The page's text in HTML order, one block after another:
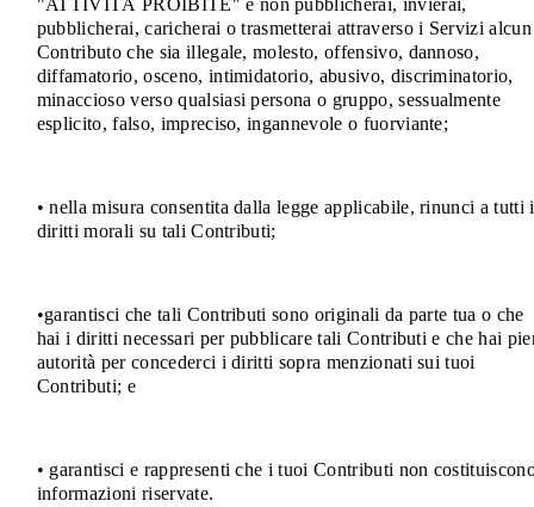
"ATTIVITÀ PROIBITE" e non pubblicherai, invierai,
pubblicherai, caricherai o trasmetterai attraverso i Servizi alcun
Contributo che sia illegale, molesto, offensivo, dannoso,
diffamatorio, osceno, intimidatorio, abusivo, discriminatorio,
minaccioso verso qualsiasi persona o gruppo, sessualmente
esplicito, falso, impreciso, ingannevole o fuorviante;
• nella misura consentita dalla legge applicabile, rinunci a tutti i
diritti morali su tali Contributi;
•garantisci che tali Contributi sono originali da parte tua o che
hai i diritti necessari per pubblicare tali Contributi e che hai
autorità per concederci i diritti sopra menzionati sui tuoi
Contributi; e
• garantisci e rappresenti che i tuoi Contributi non
informazioni riservate.